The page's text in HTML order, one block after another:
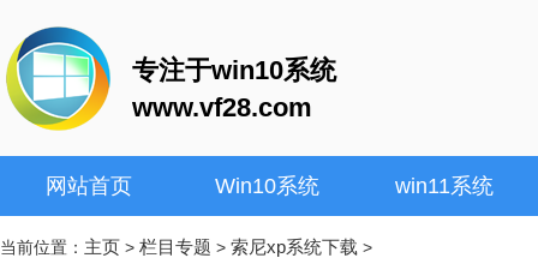
专注于win10系统
www.vf28.com
网站首页 Win10系统 win11系统
当前位置： 主页 > 栏目专题 > 索尼xp系统下载 >